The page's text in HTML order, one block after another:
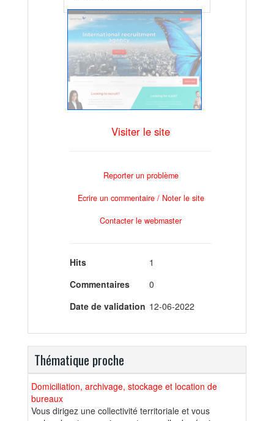
Visiter le site
Reporter un problème
Ecrire un commentaire / Noter le site
Contacter le webmaster
Hits
1
Commentaires
0
Date de validation 12-06-2022
Thématique proche
Domiciliation, archivage, stockage et location de
bureaux
Vous dirigez une collectivité territoriale et vous